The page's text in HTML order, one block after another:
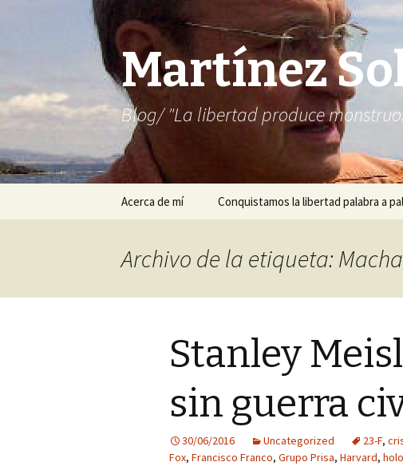
Martínez
Blog/ "La libertad produce
Saltar
Acerca de mí Conquistamos la libertad palabra a
Archivo de la etiqueta:
Stanley
sin guerra
30/06/2016 Uncategorized 23-F,
Fox, Francisco Franco, Grupo Prisa, Harvard,